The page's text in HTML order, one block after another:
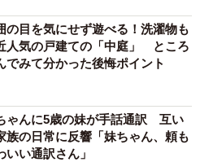
の目を気にせず遊べる！洗濯物も
人気の戸建ての「中庭」 ところ
みて分かった後悔ポイント
ゃんに5歳の妹が手話通訳 互い
族の日常に反響「妹ちゃん、頼も
いい通訳さん」